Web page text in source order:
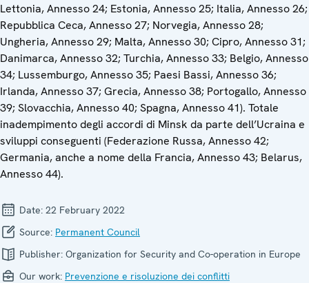
Lettonia, Annesso 24; Estonia, Annesso 25; Italia, Annesso 26;
Repubblica Ceca, Annesso 27; Norvegia, Annesso 28;
Ungheria, Annesso 29; Malta, Annesso 30; Cipro, Annesso 31;
Danimarca, Annesso 32; Turchia, Annesso 33; Belgio, Annesso
34; Lussemburgo, Annesso 35; Paesi Bassi, Annesso 36;
Irlanda, Annesso 37; Grecia, Annesso 38; Portogallo, Annesso
39; Slovacchia, Annesso 40; Spagna, Annesso 41). Totale
inadempimento degli accordi di Minsk da parte dell’Ucraina e
sviluppi conseguenti (Federazione Russa, Annesso 42;
Germania, anche a nome della Francia, Annesso 43; Belarus,
Annesso 44).
Date: 22 February 2022
Source: Permanent Council
Publisher: Organization for Security and Co-operation in Europe
Our work: Prevenzione e risoluzione dei conflitti